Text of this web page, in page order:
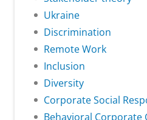
Ukraine
Discrimination
Remote Work
Inclusion
Diversity
Corporate Social
Behavioral Corporate